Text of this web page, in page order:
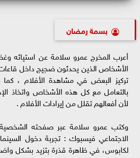
بسمة رمضان
أعرب المخرج عمرو سلامة عن استيائه
الأشخاص الذين يحدثون ضجيج داخل قاعات
تركيز البعض في مشاهدة الأفلام ، كما
بالتعامل مع كل هذه الأشخاص واتخاذ
لأن أفعالهم تقلل من إيرادات الأفلام .
وكتب عمرو سلامة عبر صفحته
الاجتماعي فيسبوك : تجربة دخول
لكابوس، في ظاهرة قذرة بتزيد بشكل